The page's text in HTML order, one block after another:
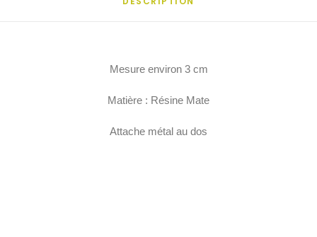
Mesure environ 3 cm
Matière : Résine Mate
Attache métal au dos